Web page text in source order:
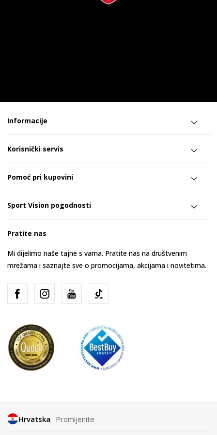
Informacije
Korisnički servis
Pomoć pri kupovini
Sport Vision pogodnosti
Pratite nas
Mi dijelimo naše tajne s vama. Pratite nas na društvenim
mrežama i saznajte sve o promocijama, akcijama i novitetima.
Hrvatska Promijenite